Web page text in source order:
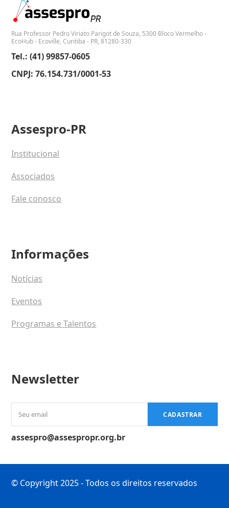
Rua Professor Pedro Viriato Parigot de Souza, 5300 Bloco Vermelho -
EcoHub - Ecoville, Curitiba - PR, 81280-330
Tel.: (41) 99857-0605
CNPJ: 76.154.731/0001-53
Assespro-PR
Institucional
Associados
Fale conosco
Informações
Notícias
Eventos
Programas e Talentos
Newsletter
email
CADASTRAR
assespro@assespropr.org.br
© Copyright 2025 - Todos os direitos reservados